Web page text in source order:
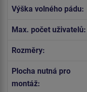
Výška volného pádu:
Max. počet uživatelů:
Rozměry:
Plocha nutná pro
montáž: